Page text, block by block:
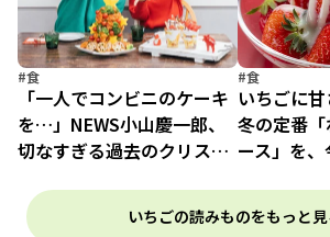
#食
「一人でコンビニのケーキ
を…」NEWS小山慶一郎、
切なすぎる過去のクリスマ
#食
いちごに
冬の定番
ース」を
いちごの読みものをもっと見